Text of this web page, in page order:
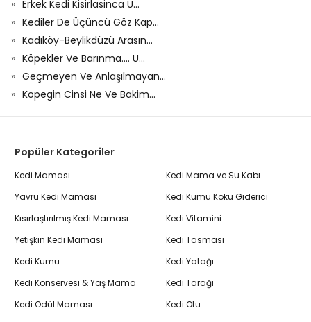
Erkek Kedi Kisirlasinca U...
Kediler De Üçüncü Göz Kap...
Kadıköy-Beylikdüzü Arasın...
Köpekler Ve Barınma.... U...
Geçmeyen Ve Anlaşılmayan...
Kopegin Cinsi Ne Ve Bakim...
Popüler Kategoriler
Kedi Maması
Yavru Kedi Maması
Kısırlaştırılmış Kedi Maması
Yetişkin Kedi Maması
Kedi Kumu
Kedi Konservesi & Yaş Mama
Kedi Ödül Maması
Kedi Mama ve Su Kabı
Kedi Kumu Koku Giderici
Kedi Vitamini
Kedi Tasması
Kedi Yatağı
Kedi Tarağı
Kedi Otu